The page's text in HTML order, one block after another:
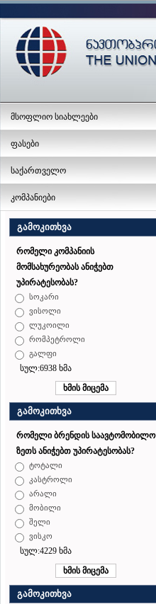
მსოფლიო სიახლეები
ფასები
საქართველო
კომპანიები
გამოკითხვა
რომელი კომპანიის
მომსახურეობას ანიჭებთ
უპირატესობას?
სოკარი
ვისოლი
ლუკოილი
რომპეტროლი
გალფი
სულ:6938 ხმა
გამოკითხვა
რომელი ბრენდის საავტომობილო
ზეთს ანიჭებთ უპირატესობას?
ტოტალი
კასტროლი
არალი
მობილი
შელი
ვისკო
სულ:4229 ხმა
გამოკითხვა